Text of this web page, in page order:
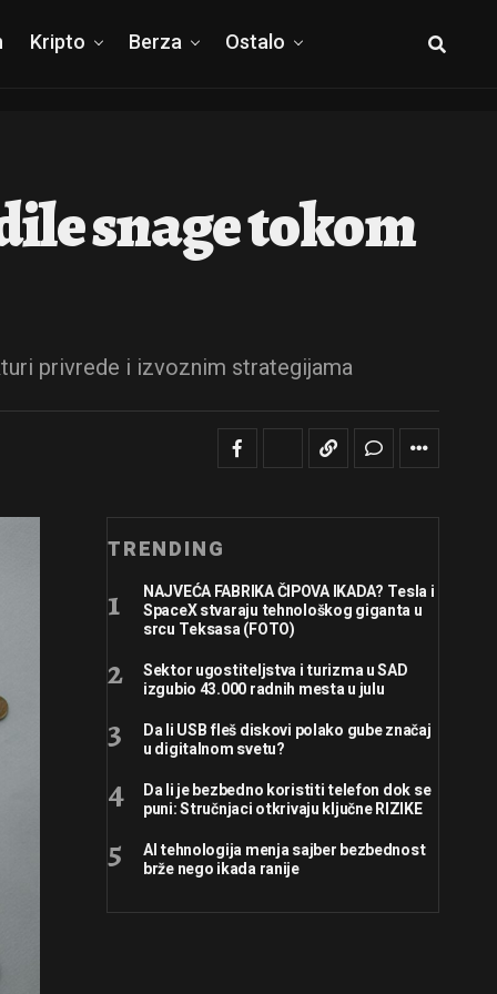
Kripto Berza Ostalo
snage tokom
privrede i izvoznim strategijama
TRENDING
NAJVEĆA FABRIKA ČIPOVA IKADA? Tesla i
SpaceX stvaraju tehnološkog giganta u
srcu Teksasa (FOTO)
Sektor ugostiteljstva i turizma u SAD
izgubio 43.000 radnih mesta u julu
Da li USB fleš diskovi polako gube značaj
u digitalnom svetu?
Da li je bezbedno koristiti telefon dok se
puni: Stručnjaci otkrivaju ključne RIZIKE
AI tehnologija menja sajber bezbednost
brže nego ikada ranije